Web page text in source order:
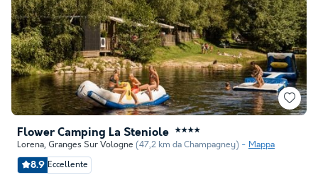
Flower Camping La Steniole ★★★★
Lorena, Granges Sur Vologne (47,2 km da Champagney) Mappa
8.9 Eccellente